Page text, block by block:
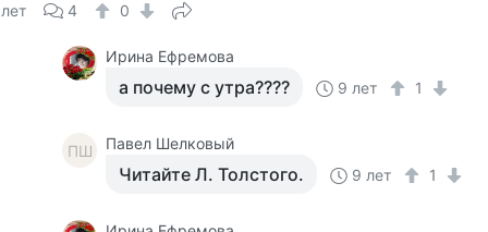
4 0
Ирина Ефремова
а почему с утра???? 9 лет 1
ПШ Павел Шелковый
Читайте Л. Толстого. 9 лет 1